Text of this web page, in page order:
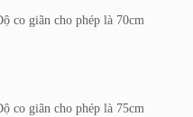
co giãn cho phép là 70cm
co giãn cho phép là 75cm